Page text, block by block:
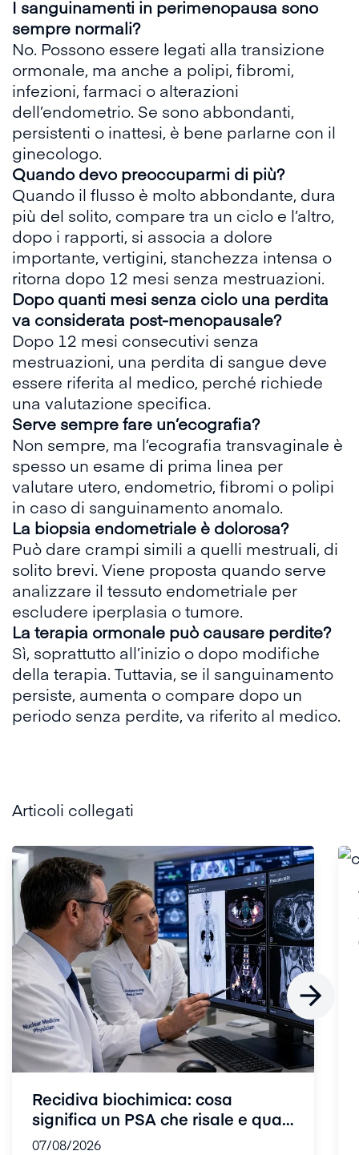
I sanguinamenti in perimenopausa sono
sempre normali?
No. Possono essere legati alla transizione
ormonale, ma anche a polipi, fibromi,
infezioni, farmaci o alterazioni
dell’endometrio. Se sono abbondanti,
persistenti o inattesi, è bene parlarne con il
ginecologo.
Quando devo preoccuparmi di più?
Quando il flusso è molto abbondante, dura
più del solito, compare tra un ciclo e l’altro,
dopo i rapporti, si associa a dolore
importante, vertigini, stanchezza intensa o
ritorna dopo 12 mesi senza mestruazioni.
Dopo quanti mesi senza ciclo una perdita
va considerata post-menopausale?
Dopo 12 mesi consecutivi senza
mestruazioni, una perdita di sangue deve
essere riferita al medico, perché richiede
una valutazione specifica.
Serve sempre fare un’ecografia?
Non sempre, ma l’ecografia transvaginale è
spesso un esame di prima linea per
valutare utero, endometrio, fibromi o polipi
in caso di sanguinamento anomalo.
La biopsia endometriale è dolorosa?
Può dare crampi simili a quelli mestruali, di
solito brevi. Viene proposta quando serve
analizzare il tessuto endometriale per
escludere iperplasia o tumore.
La terapia ormonale può causare perdite?
Sì, soprattutto all’inizio o dopo modifiche
della terapia. Tuttavia, se il sanguinamento
persiste, aumenta o compare dopo un
periodo senza perdite, va riferito al medico.
Articoli collegati
Recidiva biochimica: cosa
significa un PSA che risale e quali
so...
07/08/2026
